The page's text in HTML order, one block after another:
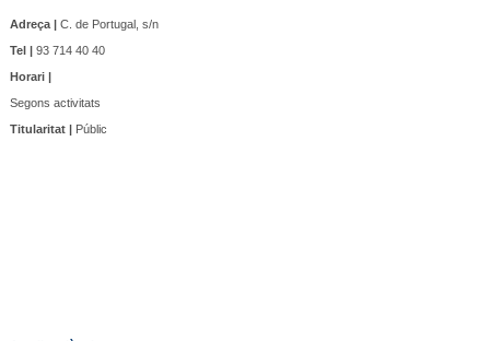
Adreça |C. de Portugal, s/n
Tel |93 714 40 40
Horari |
Segons activitats
Titularitat |Públic